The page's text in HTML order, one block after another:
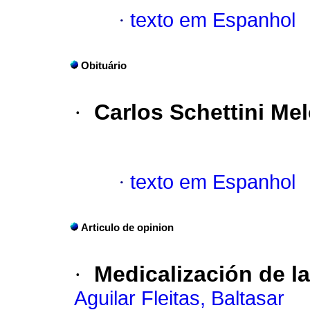
· texto em Espanhol
Obituário
· Carlos Schettini
· texto em Espanhol
Articulo de opinion
· Medicalización de
Aguilar Fleitas, Baltasar